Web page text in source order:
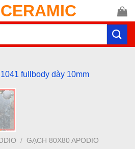
/ GẠCH 80X80 APODIO